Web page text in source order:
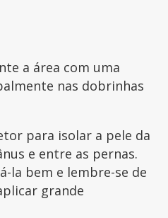
a área com uma
nas dobrinhas
para isolar a pele da
e entre as pernas.
la bem e lembre-se de
grande